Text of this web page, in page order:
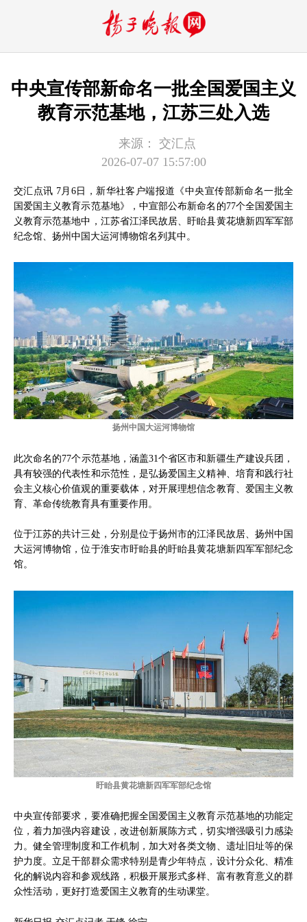
中央宣传部新命名一批全国爱国主义
教育示范基地，江苏三处入选
来源：
交汇点
2026-07-07 15:57:00
交汇点讯 7月6日，新华社客户端报道《中央宣传部新命名一批全
国爱国主义教育示范基地》，中宣部公布新命名的77个全国爱国主
义教育示范基地中，江苏省江泽民故居、盱眙县黄花塘新四军军部
纪念馆、扬州中国大运河博物馆名列其中。
扬州中国大运河博物馆
此次命名的77个示范基地，涵盖31个省区市和新疆生产建设兵团，
具有较强的代表性和示范性，是弘扬爱国主义精神、培育和践行社
会主义核心价值观的重要载体，对开展理想信念教育、爱国主义教
育、革命传统教育具有重要作用。
位于江苏的共计三处，分别是位于扬州市的江泽民故居、扬州中国
大运河博物馆，位于淮安市盱眙县的盱眙县黄花塘新四军军部纪念
馆。
盱眙县黄花塘新四军军部纪念馆
中央宣传部要求，要准确把握全国爱国主义教育示范基地的功能定
位，着力加强内容建设，改进创新展陈方式，切实增强吸引力感染
力。健全管理制度和工作机制，加大对各类文物、遗址旧址等的保
护力度。立足干部群众需求特别是青少年特点，设计分众化、精准
化的解说内容和参观线路，积极开展形式多样、富有教育意义的群
众性活动，更好打造爱国主义教育的生动课堂。